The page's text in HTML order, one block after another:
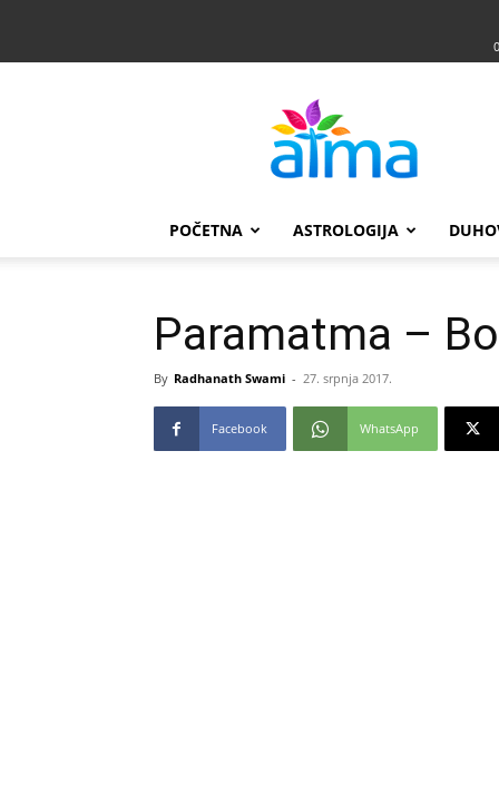
POČETNA ASTROLOGIJA
Paramatma –
By Radhanath Swami - 27. srpnja 2017.
Facebook WhatsApp